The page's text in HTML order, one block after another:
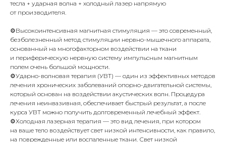
тесла + ударная волна + холодный лазер напрямую
от производителя.
⚙️Высокоинтенсивная магнитная стимуляция — это современный,
безболезненный метод стимуляции нервно-мышечного аппарата,
основанный на многофакторном воздействии на ткани
и периферическую нервную систему импульсным магнитным
полем очень большой мощности.
⚙️Ударно-волновая терапия (УВТ) — один из эффективных методов
лечения хронических заболеваний опорно-двигательной системы,
который основан на воздействии акустических волн. Процедура
лечения неинвазивная, обеспечивает быстрый результат, а после
курса УВТ можно получить долговременный лечебный эффект.
⚙️Холодная лазерная терапия — это вид лечения, при котором
на ваше тело воздействует свет низкой интенсивности, как правило,
на поврежденные или воспаленные ткани. Свет низкой